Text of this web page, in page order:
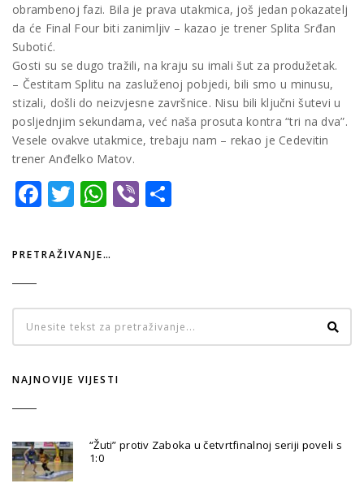
obrambenoj fazi. Bila je prava utakmica, još jedan pokazatelj
da će Final Four biti zanimljiv – kazao je trener Splita Srđan
Subotić.
Gosti su se dugo tražili, na kraju su imali šut za produžetak.
– Čestitam Splitu na zasluženoj pobjedi, bili smo u minusu,
stizali, došli do neizvjesne završnice. Nisu bili ključni šutevi u
posljednjim sekundama, već naša prosuta kontra “tri na dva”.
Vesele ovakve utakmice, trebaju nam – rekao je Cedevitin
trener Anđelko Matov.
Facebook
Twitter
WhatsApp
Viber
PRETRAŽIVANJE…
NAJNOVIJE VIJESTI
“Žuti” protiv Zaboka u četvrtfinalnoj seriji poveli s
1:0